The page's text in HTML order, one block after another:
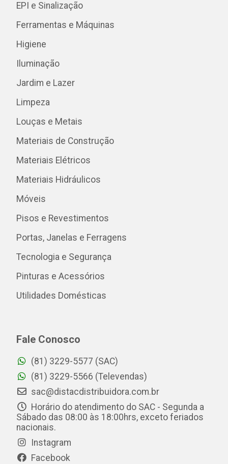
EPI e Sinalização
Ferramentas e Máquinas
Higiene
Iluminação
Jardim e Lazer
Limpeza
Louças e Metais
Materiais de Construção
Materiais Elétricos
Materiais Hidráulicos
Móveis
Pisos e Revestimentos
Portas, Janelas e Ferragens
Tecnologia e Segurança
Pinturas e Acessórios
Utilidades Domésticas
Fale Conosco
(81) 3229-5577 (SAC)
(81) 3229-5566 (Televendas)
sac@distacdistribuidora.com.br
Horário do atendimento do SAC - Segunda a
Sábado das 08:00 às 18:00hrs, exceto feriados
nacionais.
Instagram
Facebook